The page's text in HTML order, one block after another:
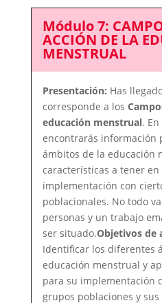
Módulo 7:
ACCIÓN DE LA
MENSTRUAL
Presentación: Has
corresponde a los
educación menstrual.
encontrarás información
ámbitos de la educación
características a tener
implementación con
poblacionales. No todo
personas y un trabajo
ser situado.Objetivos de
Identificar los diferentes
educación menstrual y
para su implementación
grupos poblaciones y sus